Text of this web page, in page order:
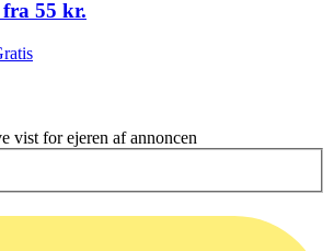
fra 55 kr.
vist for ejeren af annoncen